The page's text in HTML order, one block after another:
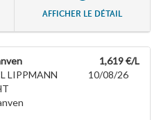
AFFICHER LE DÉTAIL
LIPPMANN
1,619 €/L
10/08/26